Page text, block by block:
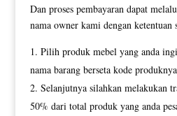
Dan proses pembayaran dapat
nama owner kami dengan ketentuan
Pilih produk mebel yang anda
nama barang berseta kode
Selanjutnya silahkan melakukan
50% dari total produk yang anda